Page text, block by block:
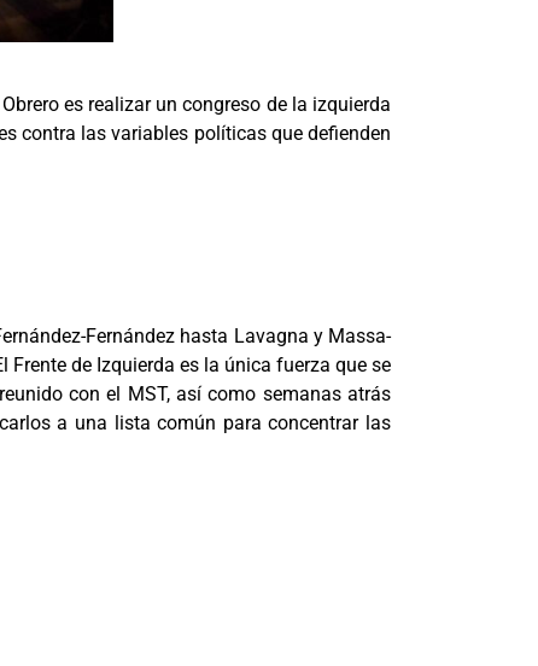
es realizar un congreso de la izquierda
contra las variables políticas que defienden
Fernández hasta Lavagna y Massa-
de Izquierda es la única fuerza que se
con el MST, así como semanas atrás
a una lista común para concentrar las